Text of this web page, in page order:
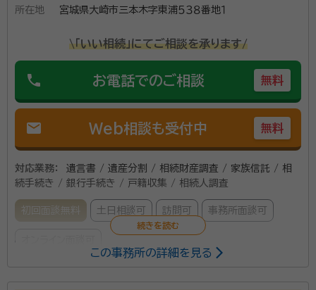
所在地
宮城県大崎市三本木字東浦５３８番地１
\「いい相続」にてご相談を承ります/
phone お電話でのご相談 無料
mail Web相談も受付中 無料
対応業務：
遺言書 / 遺産分割 / 相続財産調査 / 家族信託 / 相
続手続き / 銀行手続き / 戸籍収集 / 相続人調査
初回面談無料 土日相談可 訪問可 事務所面談可
この事務所の詳細を見る